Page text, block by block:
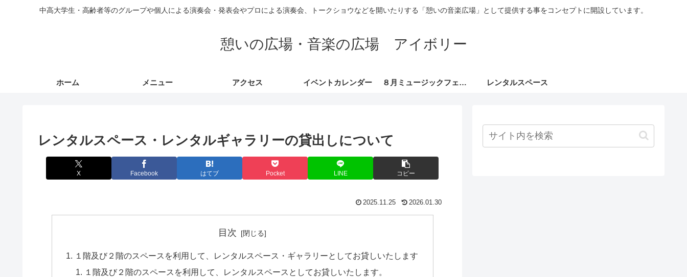
中高大学生・高齢者等のグループや個人による演奏会・発表会やプロによる演奏会、トークショウなどを開いたりする「憩いの音楽広場」として提供する事をコンセプトに開設しています。
憩いの広場・音楽の広場 アイボリー
ホーム メニュー アクセス イベントカレンダー ８月ミュージックフェスタ レンタルスペース
レンタルスペース・レンタルギャラリーの貸出しについて
X Facebook はてブ Pocket LINE コピー
2025.11.25 2026.01.30
目次
１階及び２階のスペースを利用して、レンタルスペース・ギャラリーとしてお貸しいたします
１階及び２階のスペースを利用して、レンタルスペースとしてお貸しいたします。